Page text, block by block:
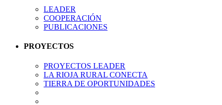
LEADER
COOPERACIÓN
PUBLICACIONES
PROYECTOS
PROYECTOS LEADER
LA RIOJA RURAL CONECTA
TIERRA DE OPORTUNIDADES